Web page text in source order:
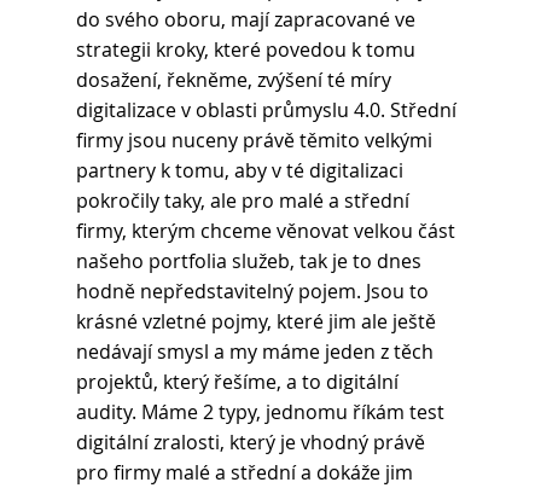
do svého oboru, mají zapracované ve
strategii kroky, které povedou k tomu
dosažení, řekněme, zvýšení té míry
digitalizace v oblasti průmyslu 4.0. Střední
firmy jsou nuceny právě těmito velkými
partnery k tomu, aby v té digitalizaci
pokročily taky, ale pro malé a střední
firmy, kterým chceme věnovat velkou část
našeho portfolia služeb, tak je to dnes
hodně nepředstavitelný pojem. Jsou to
krásné vzletné pojmy, které jim ale ještě
nedávají smysl a my máme jeden z těch
projektů, který řešíme, a to digitální
audity. Máme 2 typy, jednomu říkám test
digitální zralosti, který je vhodný právě
pro firmy malé a střední a dokáže jim